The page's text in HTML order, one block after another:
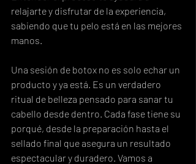
relajarte y disfrutar de la experiencia,
sabiendo que tu pelo está en las mejores
manos.
Una sesión de botox no es solo echar un
producto y ya está. Es un verdadero
ritual de belleza pensado para sanar tu
cabello desde dentro. Cada fase tiene su
porqué, desde la preparación hasta el
sellado final que asegura un resultado
espectacular y duradero. Vamos a